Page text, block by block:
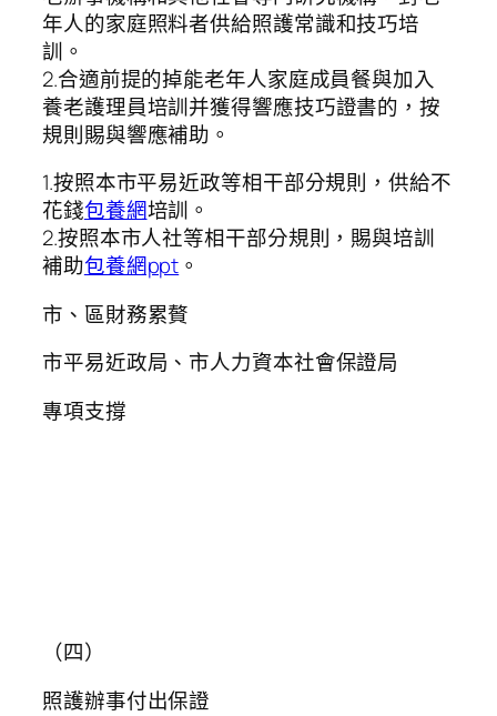
年人的家庭照料者供給照護常識和技巧培
訓。
2.合適前提的掉能老年人家庭成員餐與加入
養老護理員培訓并獲得響應技巧證書的，按
規則賜與響應補助。
1.按照本市平易近政等相干部分規則，供給不
花錢包養網培訓。
2.按照本市人社等相干部分規則，賜與培訓
補助包養網ppt 。
市、區財務累贅
市平易近政局、市人力資本社會保證局
專項支撐
（四）
照護辦事付出保證